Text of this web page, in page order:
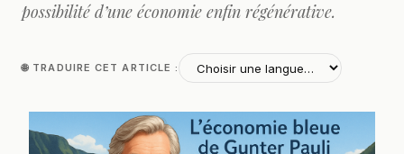
possibilité d’une économie enfin régénérative.
🌐 TRADUIRE CET ARTICLE :